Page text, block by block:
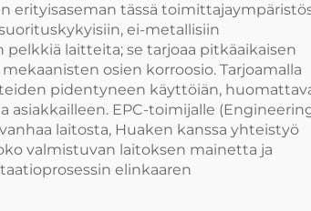
tässä
ei-metallisiin
laitteita; se tarjoaa pitkäaikaisen
osien korroosio. Tarjoamalla
pidentyneen käyttöiän,
EPC-toimijalle
laitosta, Huaken kanssa yhteistyö
valmistuvan laitoksen mainetta ja
elinkaaren